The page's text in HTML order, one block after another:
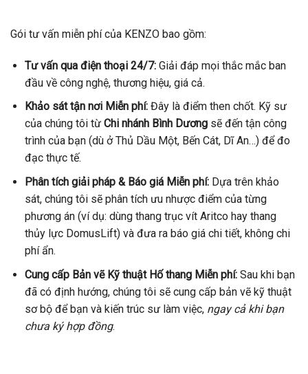
Gói tư vấn miễn phí của KENZO bao gồm:
Tư vấn qua điện thoại 24/7:Giải đáp mọi thắc mắc ban
đầu về công nghệ, thương hiệu, giá cả.
Khảo sát tận nơi Miễn phí:Đây là điểm then chốt. Kỹ sư
của chúng tôi từ Chi nhánh Bình Dươngsẽ đến tận công
trình của bạn (dù ở Thủ Dầu Một, Bến Cát, Dĩ An…) để đo
đạc thực tế.
Phân tích giải pháp & Báo giá Miễn phí:Dựa trên khảo
sát, chúng tôi sẽ phân tích ưu nhược điểm của từng
phương án (ví dụ: dùng thang trục vít Aritco hay thang
thủy lực DomusLift) và đưa ra báo giá chi tiết, không chi
phí ẩn.
Cung cấp Bản vẽ Kỹ thuật Hố thang Miễn phí:Sau khi bạn
đã có định hướng, chúng tôi sẽ cung cấp bản vẽ kỹ thuật
sơ bộ để bạn và kiến trúc sư làm việc, ngay cả khi bạn
chưa ký hợp đồng.